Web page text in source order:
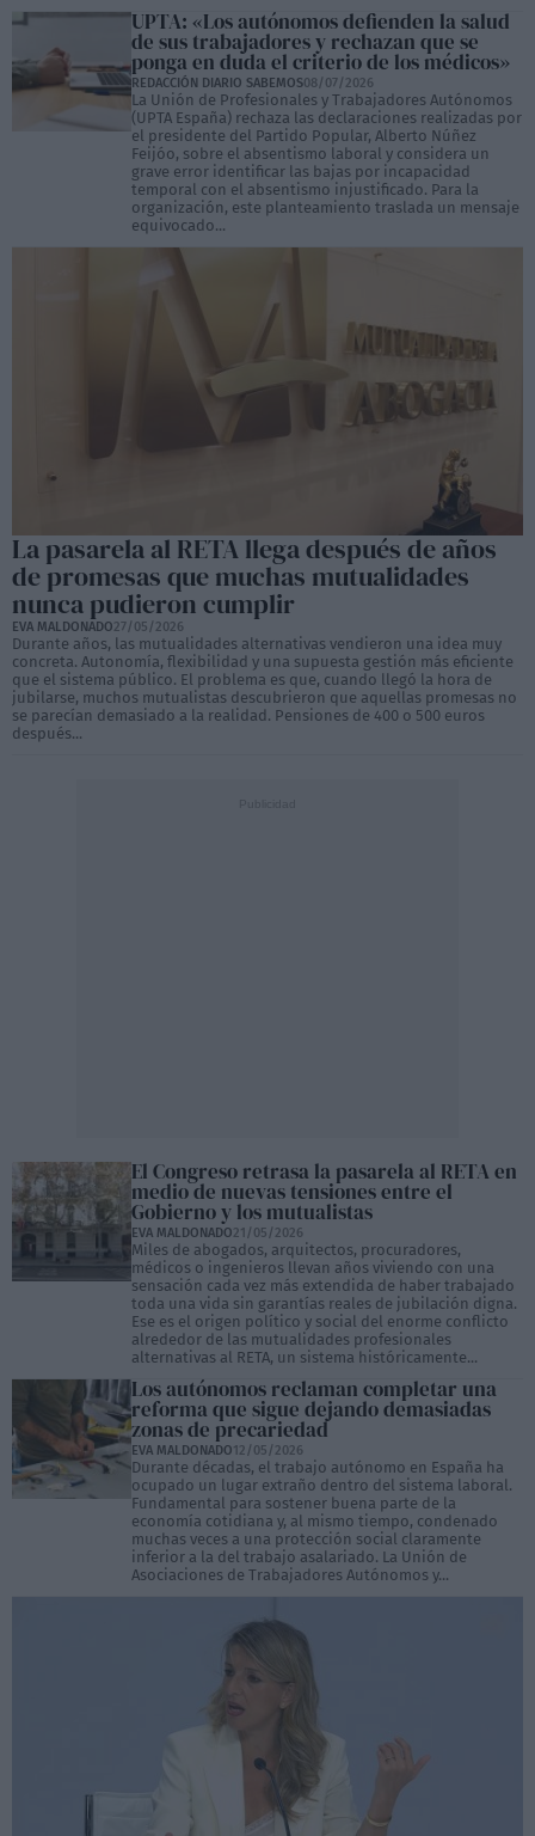
UPTA: «Los autónomos defienden la salud
de sus trabajadores y rechazan que se
ponga en duda el criterio de los médicos»
REDACCIÓN DIARIO SABEMOS08/07/2026
La Unión de Profesionales y Trabajadores Autónomos
(UPTA España) rechaza las declaraciones realizadas por
el presidente del Partido Popular, Alberto Núñez
Feijóo, sobre el absentismo laboral y considera un
grave error identificar las bajas por incapacidad
temporal con el absentismo injustificado. Para la
organización, este planteamiento traslada un mensaje
equivocado...
La pasarela al RETA llega después de años
de promesas que muchas mutualidades
nunca pudieron cumplir
EVA MALDONADO27/05/2026
Durante años, las mutualidades alternativas vendieron una idea muy
concreta. Autonomía, flexibilidad y una supuesta gestión más eficiente
que el sistema público. El problema es que, cuando llegó la hora de
jubilarse, muchos mutualistas descubrieron que aquellas promesas no
se parecían demasiado a la realidad. Pensiones de 400 o 500 euros
después...
El Congreso retrasa la pasarela al RETA en
medio de nuevas tensiones entre el
Gobierno y los mutualistas
EVA MALDONADO21/05/2026
Miles de abogados, arquitectos, procuradores,
médicos o ingenieros llevan años viviendo con una
sensación cada vez más extendida de haber trabajado
toda una vida sin garantías reales de jubilación digna.
Ese es el origen político y social del enorme conflicto
alrededor de las mutualidades profesionales
alternativas al RETA, un sistema históricamente...
Los autónomos reclaman completar una
reforma que sigue dejando demasiadas
zonas de precariedad
EVA MALDONADO12/05/2026
Durante décadas, el trabajo autónomo en España ha
ocupado un lugar extraño dentro del sistema laboral.
Fundamental para sostener buena parte de la
economía cotidiana y, al mismo tiempo, condenado
muchas veces a una protección social claramente
inferior a la del trabajo asalariado. La Unión de
Asociaciones de Trabajadores Autónomos y...